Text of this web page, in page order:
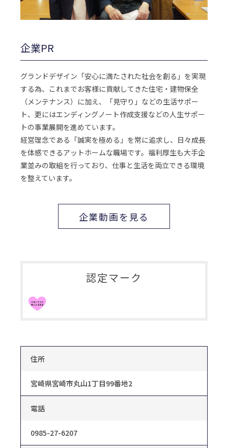
企業PR
グランドデザイン「安心に満たされた社会を創る」を実現
する為、これまでお客様に貢献してきた住宅・建物保全
（メンテナンス）に加え、「見守り」などの生活サポー
ト、更にはエンディングノート作成支援などの人生サポー
トの事業展開を進めています。
経営理念である「誠実を極める」を常に追求し、日々成長
を体感できるアットホームな職場です。福利厚生も大手企
業並みの取組を行っており、仕事と生活を両立できる環境
を整えています。
企業動画を見る
認定マーク
住所
宮崎県宮崎市丸山1丁目99番地2
電話
0985-27-6207